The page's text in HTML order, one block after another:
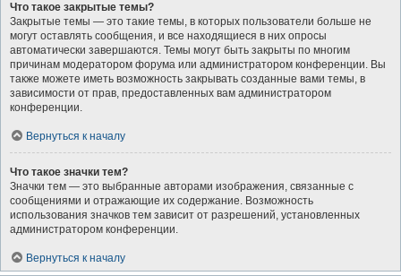
Что такое закрытые темы?
Закрытые темы — это такие темы, в которых пользователи больше не
могут оставлять сообщения, и все находящиеся в них опросы
автоматически завершаются. Темы могут быть закрыты по многим
причинам модератором форума или администратором конференции. Вы
также можете иметь возможность закрывать созданные вами темы, в
зависимости от прав, предоставленных вам администратором
конференции.
Вернуться к началу
Что такое значки тем?
Значки тем — это выбранные авторами изображения, связанные с
сообщениями и отражающие их содержание. Возможность
использования значков тем зависит от разрешений, установленных
администратором конференции.
Вернуться к началу